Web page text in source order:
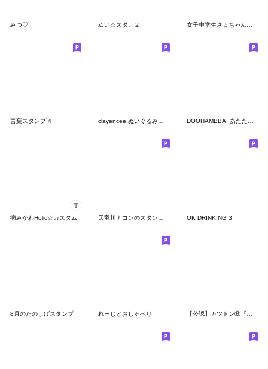
みづ♡ ぬい☆スタ。２
言葉スタンプ 4 clayencee ぬいぐるみ sticker DOOHAMBBA! あたたかい日常
病みかわHolic☆カスタム OK DRINKING 3
8月のたのしげスタンプ れーじとおしゃべり